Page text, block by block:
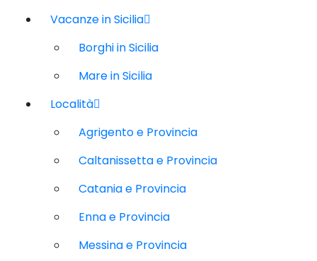
Vacanze in Sicilia
Borghi in Sicilia
Mare in Sicilia
Località
Agrigento e Provincia
Caltanissetta e Provincia
Catania e Provincia
Enna e Provincia
Messina e Provincia